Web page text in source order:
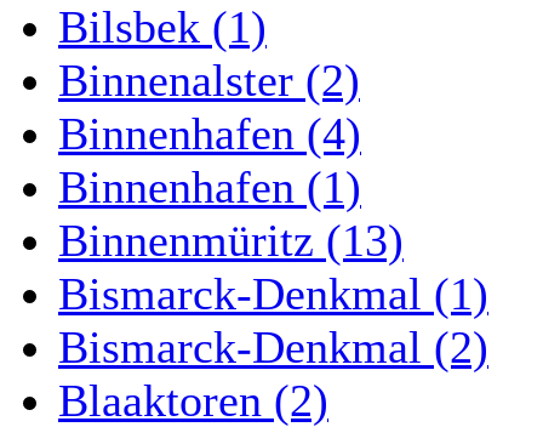
Bilsbek (1)
Binnenalster (2)
Binnenhafen (4)
Binnenhafen (1)
Binnenmüritz (13)
Bismarck-Denkmal (1)
Bismarck-Denkmal (2)
Blaaktoren (2)